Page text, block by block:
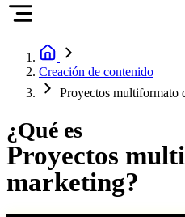
Creación de contenido
Proyectos multiformato
¿Qué es
Proyectos
marketing?